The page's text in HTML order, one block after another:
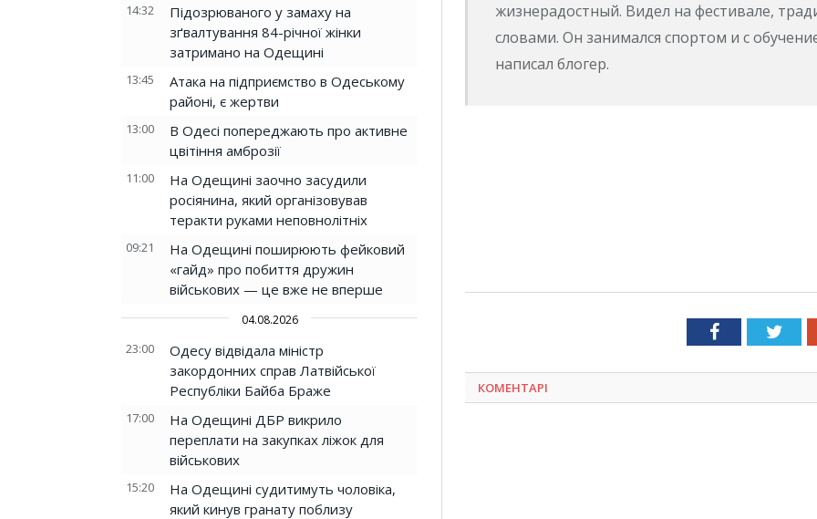
14:32
Підозрюваного у замаху на
зґвалтування 84-річної жінки
затримано на Одещині
13:45
Атака на підприємство в Одеському
районі, є жертви
13:00
В Одесі попереджають про активне
цвітіння амброзії
11:00
На Одещині заочно засудили
росіянина, який організовував
теракти руками неповнолітніх
09:21
На Одещині поширюють фейковий
«гайд» про побиття дружин
військових — це вже не вперше
04.08.2026
23:00
Одесу відвідала міністр
закордонних справ Латвійської
Республіки Байба Браже
17:00
На Одещині ДБР викрило
переплати на закупках ліжок для
військових
15:20
На Одещині судитимуть чоловіка,
який кинув гранату поблизу
жизнерадостный. Видел на фестивале,
словами. Он занимался спортом и с
написал блогер.
Facebook
КОМЕНТАРІ